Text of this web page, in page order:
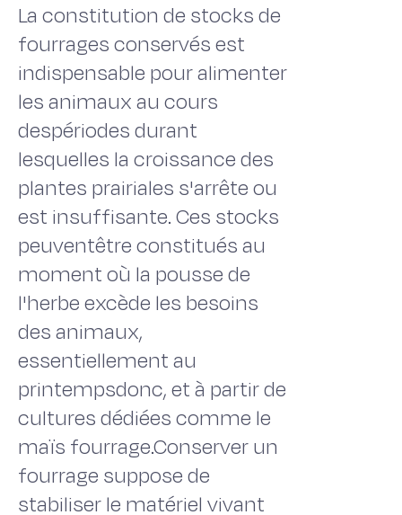
La constitution de stocks de
fourrages conservés est
indispensable pour alimenter
les animaux au cours
despériodes durant
lesquelles la croissance des
plantes prairiales s'arrête ou
est insuffisante. Ces stocks
peuventêtre constitués au
moment où la pousse de
l'herbe excède les besoins
des animaux,
essentiellement au
printempsdonc, et à partir de
cultures dédiées comme le
maïs fourrage.Conserver un
fourrage suppose de
stabiliser le matériel vivant